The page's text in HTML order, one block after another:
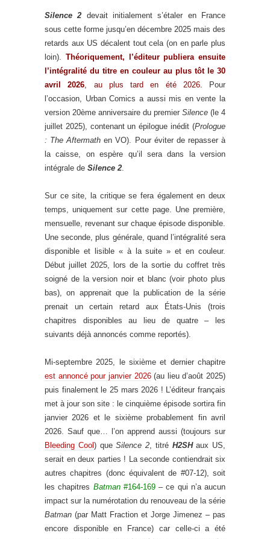
Silence 2 devait initialement s’étaler en France
sous cette forme jusqu’en décembre 2025 mais des
retards aux US décalent tout cela (on en parle plus
loin). Théoriquement, l’éditeur publiera ensuite
l’intégralité du titre en couleur au plus tôt le 30
avril 2026, au plus tard en été 2026. Pour
l’occasion, Urban Comics a aussi mis en vente la
version 20ème anniversaire du premier Silence (le 4
juillet 2025), contenant un épilogue inédit (Prologue
: The Aftermath en VO). Pour éviter de repasser à
la caisse, on espère qu’il sera dans la version
intégrale de Silence 2.
Sur ce site, la critique se fera également en deux
temps, uniquement sur cette page. Une première,
mensuelle, revenant sur chaque épisode disponible.
Une seconde, plus générale, quand l’intégralité sera
disponible et lisible « à la suite » et en couleur.
Début juillet 2025, lors de la sortie du coffret très
soigné de la version noir et blanc (voir photo plus
bas), on apprenait que la publication de la série
prenait un certain retard aux États-Unis (trois
chapitres disponibles au lieu de quatre – les
suivants déjà annoncés comme reportés).
Mi-septembre 2025, le sixième et dernier chapitre
est annoncé pour janvier 2026(au lieu d’août 2025)
puis finalement le 25 mars 2026 ! L’éditeur français
met à jour son site : le cinquième épisode sortira fin
janvier 2026 et le sixième probablement fin avril
2026. Sauf que… l’on apprend aussi (toujours sur
Bleeding Cool ) queSilence 2, titré H2SHaux US,
serait en deux parties ! La seconde contiendrait six
autres chapitres (donc équivalent de #07-12), soit
les chapitres Batman#164-169– ce qui n’a aucun
impact sur la numérotation du renouveau de la série
Batman (par Matt Fraction et Jorge Jimenez – pas
encore disponible en France) car celle-ci a été